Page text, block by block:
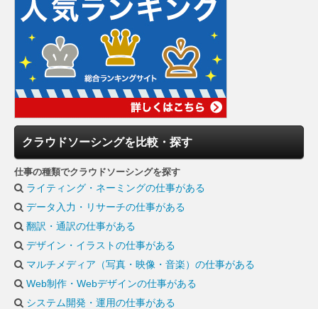
クラウドソーシングを比較・探す
仕事の種類でクラウドソーシングを探す
ライティング・ネーミングの仕事がある
データ入力・リサーチの仕事がある
翻訳・通訳の仕事がある
デザイン・イラストの仕事がある
マルチメディア（写真・映像・音楽）の仕事がある
Web制作・Webデザインの仕事がある
システム開発・運用の仕事がある